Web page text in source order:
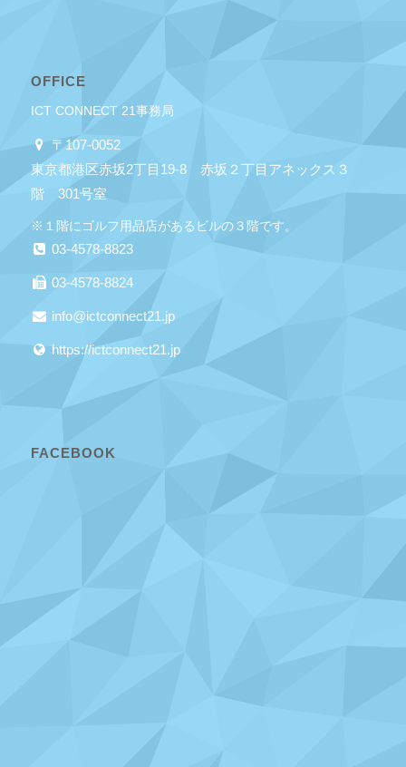
OFFICE
ICT CONNECT 21事務局
〒107-0052
東京都港区赤坂2丁目19-8 赤坂２丁目アネックス３
階 301号室
※１階にゴルフ用品店があるビルの３階です。
03-4578-8823
03-4578-8824
info@ictconnect21.jp
https://ictconnect21.jp
FACEBOOK